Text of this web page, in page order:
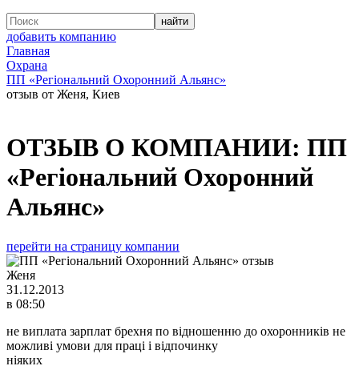
добавить компанию
Главная
Охрана
ПП «Регіональний Охоронний Альянс»
отзыв от Женя, Киев
ОТЗЫВ О КОМПАНИИ: ПП
«Регіональний Охоронний
Альянс»
перейти на страницу компании
Женя
31.12.2013
в 08:50
не виплата зарплат брехня по відношенню до охоронників не
можливі умови для праці і відпочинку
ніяких